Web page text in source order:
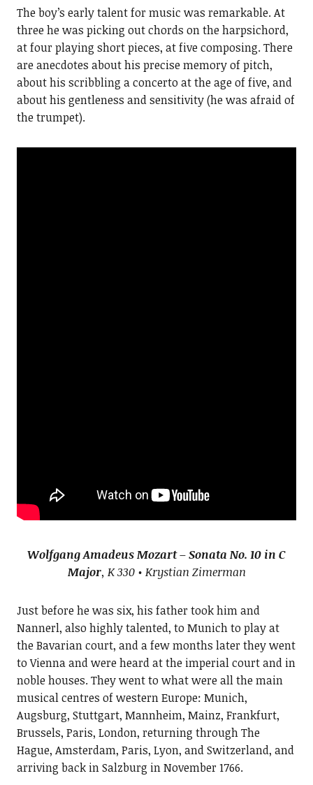
The boy’s early talent for music was remarkable. At
three he was picking out chords on the harpsichord,
at four playing short pieces, at five composing. There
are anecdotes about his precise memory of pitch,
about his scribbling a concerto at the age of five, and
about his gentleness and sensitivity (he was afraid of
the trumpet).
Wolfgang Amadeus Mozart – Sonata No. 10 in C
Major, K 330 • Krystian Zimerman
Just before he was six, his father took him and
Nannerl, also highly talented, to Munich to play at
the Bavarian court, and a few months later they went
to Vienna and were heard at the imperial court and in
noble houses. They went to what were all the main
musical centres of western Europe: Munich,
Augsburg, Stuttgart, Mannheim, Mainz, Frankfurt,
Brussels, Paris, London, returning through The
Hague, Amsterdam, Paris, Lyon, and Switzerland, and
arriving back in Salzburg in November 1766.